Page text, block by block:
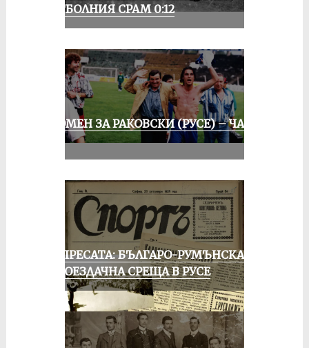
ФУТБОЛНИЯ СРАМ 0:12
СПОМЕН ЗА РАКОВСКИ (РУСЕ) – ЧАСТ
ОТ ПРЕСАТА: БЪЛГАРО-РУМЪНСКА
КОЛОЕЗДАЧНА СРЕЩА В РУСЕ